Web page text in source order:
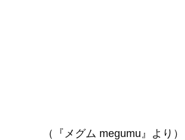
（『メグム megumu』より）